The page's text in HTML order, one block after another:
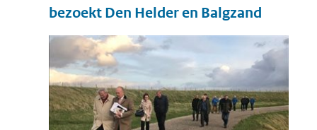
bezoekt Den Helder en Balgzand